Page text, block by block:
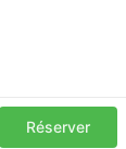
Réserver